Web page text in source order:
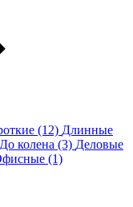
(12) Длинные
До колена (3) Деловые
(1)